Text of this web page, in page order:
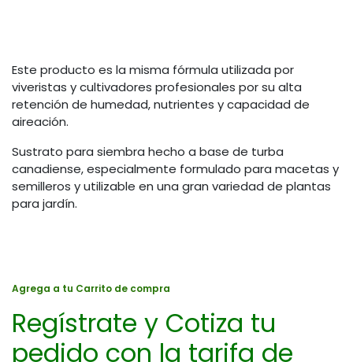
Este producto es la misma fórmula utilizada por
viveristas y cultivadores profesionales por su alta
retención de humedad, nutrientes y capacidad de
aireación.
Sustrato para siembra hecho a base de turba
canadiense, especialmente formulado para macetas y
semilleros y utilizable en una gran variedad de plantas
para jardín.
Agrega a tu Carrito de compra
Regístrate y Cotiza tu
pedido con la tarifa de